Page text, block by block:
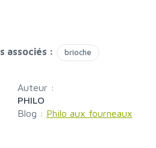
associés : brioche
Auteur :
PHILO
Blog : Philo aux fourneaux